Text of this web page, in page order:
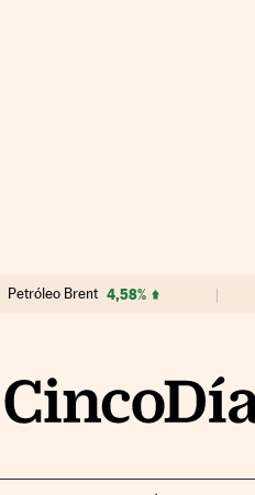
Petróleo Brent 4,58%